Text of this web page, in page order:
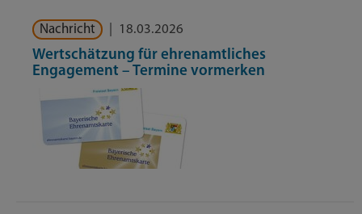
Nachricht 18.03.2026
Wertschätzung für ehrenamtliches
Engagement – Termine vormerken